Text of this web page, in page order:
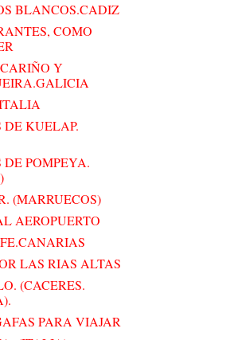
BLANCOS.CADIZ
COMO
Y
DE KUELAP.
DE POMPEYA.
(MARRUECOS)
AEROPUERTO
LAS RIAS ALTAS
(CACERES.
PARA VIAJAR